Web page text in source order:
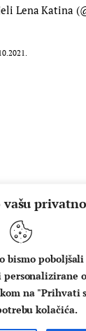
bismo
na "Prihvati
kolačića.
Lena Katina
UVJETI